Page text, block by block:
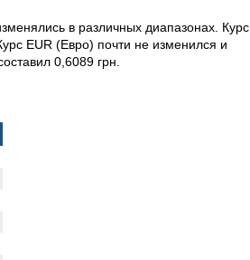
в различных диапазонах. Курс
EUR (Евро) почти не изменился и
0,6089 грн.